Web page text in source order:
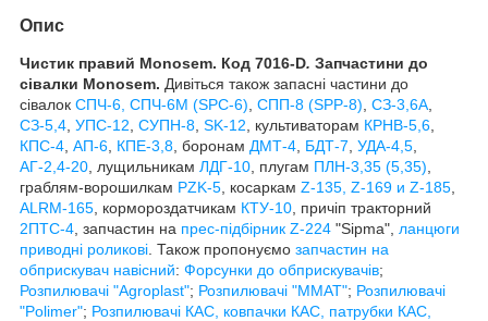
Опис
Чистик правий Monosem. Код 7016-D. Запчастини до
сівалки Monosem. Дивіться також запасні частини до
сівалок СПЧ-6, СПЧ-6М (SPС-6) СПП-8 (SPP-8) СЗ-3,6А
СЗ-5,4 УПС-12 СУПН-8 SK-12 , культиваторам КРНВ-5,6
КПС-4 АП-6 КПЕ-3,8 , боронам ДМТ-4 БДТ-7 УДА-4,5
АГ-2,4-20 , лущильникам ЛДГ-10 , плугам ПЛН-3,35 (5,35)
граблям-ворошилкам PZK-5 , косаркам Z-135, Z-169 и Z-185
ALRM-165 , кормороздатчикам КТУ-10 , причіп тракторний
2ПТС-4 , запчастин на прес-підбірник Z-224 "Sipma", ланцюги
приводні роликові . Також пропонуємо запчастин на
обприскувач навісний: Форсунки до обприскувачів;
Розпилювачі "Agroplast"; Розпилювачі "MMAT"; Розпилювачі
"Polimer"; Розпилювачі КАС, ковпачки КАС, патрубки КАС,